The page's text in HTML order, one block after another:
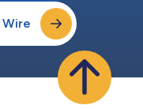
Wire